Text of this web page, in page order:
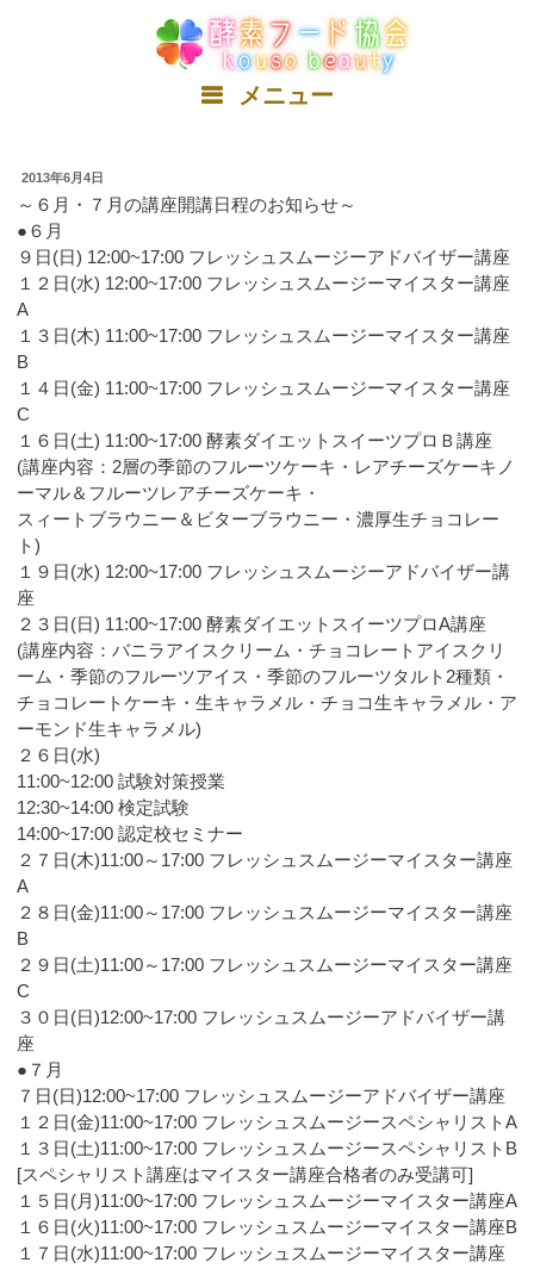
メニュー
2013年6月4日
～６月・７月の講座開講日程のお知らせ～
●６月
９日(日) 12:00~17:00 フレッシュスムージーアドバイザー講座
１２日(水) 12:00~17:00 フレッシュスムージーマイスター講座
A
１３日(木) 11:00~17:00 フレッシュスムージーマイスター講座
B
１４日(金) 11:00~17:00 フレッシュスムージーマイスター講座
C
１６日(土) 11:00~17:00 酵素ダイエットスイーツプロＢ講座
(講座内容：2層の季節のフルーツケーキ・レアチーズケーキノ
ーマル＆フルーツレアチーズケーキ・
スィートブラウニー＆ビターブラウニー・濃厚生チョコレー
ト)
１９日(水) 12:00~17:00 フレッシュスムージーアドバイザー講
座
２３日(日) 11:00~17:00 酵素ダイエットスイーツプロA講座
(講座内容：バニラアイスクリーム・チョコレートアイスクリ
ーム・季節のフルーツアイス・季節のフルーツタルト2種類・
チョコレートケーキ・生キャラメル・チョコ生キャラメル・ア
ーモンド生キャラメル)
２６日(水)
11:00~12:00 試験対策授業
12:30~14:00 検定試験
14:00~17:00 認定校セミナー
２７日(木)11:00～17:00 フレッシュスムージーマイスター講座
A
２８日(金)11:00～17:00 フレッシュスムージーマイスター講座
B
２９日(土)11:00～17:00 フレッシュスムージーマイスター講座
C
３０日(日)12:00~17:00 フレッシュスムージーアドバイザー講
座
●７月
７日(日)12:00~17:00 フレッシュスムージーアドバイザー講座
１２日(金)11:00~17:00 フレッシュスムージースペシャリストA
１３日(土)11:00~17:00 フレッシュスムージースペシャリストB
[スペシャリスト講座はマイスター講座合格者のみ受講可]
１５日(月)11:00~17:00 フレッシュスムージーマイスター講座A
１６日(火)11:00~17:00 フレッシュスムージーマイスター講座B
１７日(水)11:00~17:00 フレッシュスムージーマイスター講座